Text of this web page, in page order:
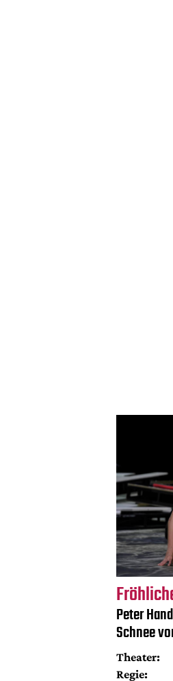
Peter
Schnee
Theater:
Regie: